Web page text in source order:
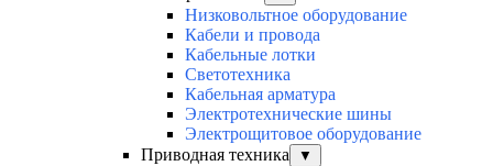
Низковольтное оборудование
Кабели и провода
Кабельные лотки
Светотехника
Кабельная арматура
Электротехнические шины
Электрощитовое оборудование
Приводная техника
▼